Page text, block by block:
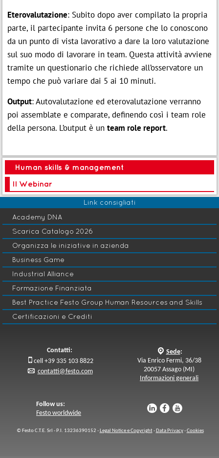
Eterovalutazione: Subito dopo aver compilato la propria
parte, il partecipante invita 6 persone che lo conoscono
da un punto di vista lavorativo a dare la loro valutazione
sul suo modo di lavorare in team. Questa attività avviene
tramite un questionario che richiede all’osservatore un
tempo che può variare dai 5 ai 10 minuti.
Output: Autovalutazione ed eterovalutazione verranno
poi assemblate e comparate, definendo così i team role
della persona. L’output è un team role report.
Human skills & management
Il Webinar
Link consigliati
Academy DNA
Scarica Catalogo 2026
Organizza le iniziative in azienda
Business Game
Industrial Alliance
Formazione Finanziata
Best Practice Festo Group Human Resources and Skills
Certificazioni e Crediti
Contatti:
 cell +39 335 103 8822
p contatti@festo.com
q Sede:
Via Enrico Fermi, 36/38
20057 Assago (MI)
Informazioni generali
Follow us: u s v
Festo worldwide
© Festo C.T.E. Srl - P.I. 13236390152 - Legal Notice e Copyright- Data Privacy-Cookies